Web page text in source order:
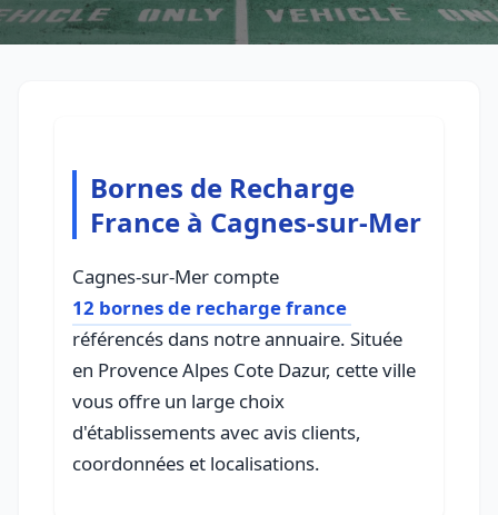
Bornes de Recharge
France à Cagnes-sur-Mer
Cagnes-sur-Mer compte
12 bornes de recharge france
référencés dans notre annuaire. Située
en Provence Alpes Cote Dazur, cette ville
vous offre un large choix
d'établissements avec avis clients,
coordonnées et localisations.